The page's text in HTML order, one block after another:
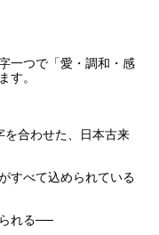
一つで「愛・調和・感
す。
を合わせた、日本古来
すべて込められている
れる──